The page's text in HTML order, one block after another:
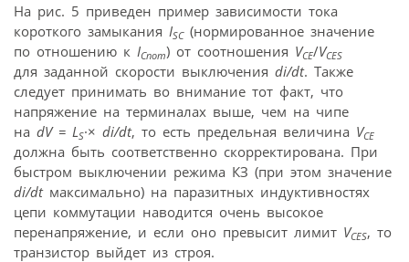
На рис. 5 приведен пример зависимости тока
короткого замыкания ISC(нормированное значение
по отношению к ICnom) от соотношения VCE/VCES
для заданной скорости выключения di/dt. Также
следует принимать во внимание тот факт, что
напряжение на терминалах выше, чем на чипе
на dV = L S·× di/dt, то есть предельная величина VCE
должна быть соответственно скорректирована. При
быстром выключении режима КЗ (при этом значение
di/dtмаксимально) на паразитных индуктивностях
цепи коммутации наводится очень высокое
перенапряжение, и если оно превысит лимит VCES, то
транзистор выйдет из строя.